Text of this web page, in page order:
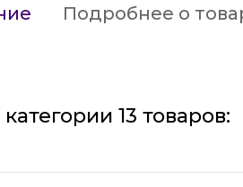
Подробнее о
13 товаров: